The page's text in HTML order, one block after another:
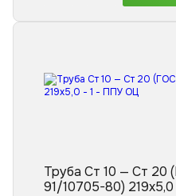
Труба Ст 10 — Ст 20
91/10705-80)